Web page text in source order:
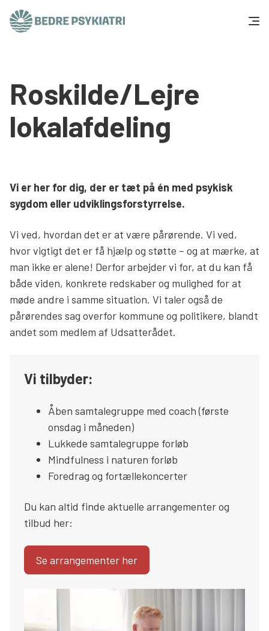
Tal og fakta
Om os
Presse og politik
Støt os
Søg
Roskilde/Lejre
lokalafdeling
Vi er her for dig, der er tæt på én med psykisk
sygdom eller udviklingsforstyrrelse.
Vi ved, hvordan det er at være pårørende. Vi ved,
hvor vigtigt det er få hjælp og støtte – og at mærke, at
man ikke er alene! Derfor arbejder vi for, at du kan få
både viden, konkrete redskaber og mulighed for at
møde andre i samme situation. Vi taler også de
pårørendes sag overfor kommune og politikere, blandt
andet som medlem af Udsatterådet.
Vi tilbyder:
Åben samtalegruppe med coach (første
onsdag i måneden)
Lukkede samtalegruppe forløb
Mindfulness i naturen forløb
Foredrag og fortællekoncerter
Du kan altid finde aktuelle arrangementer og
tilbud her:
Se arrangementer her